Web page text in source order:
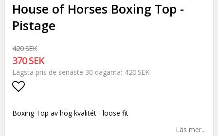
House of Horses Boxing Top -
Pistage
420 SEK
370 SEK
Lägsta pris de senaste 30 dagarna 420 SEK
Lägg till i favoritlistan
Boxing Top av hög kvalitét - loose fit
Läs mer...